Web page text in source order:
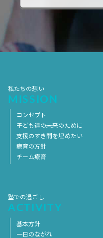
2017年10月 2017年
2017年4月
私たちの想い
MISSION
コンセプト
子ども達の未来のために
支援のすき間を埋めたい
療育の方針
チーム療育
塾での過ごし
ACTIVITY
基本方針
一日のながれ